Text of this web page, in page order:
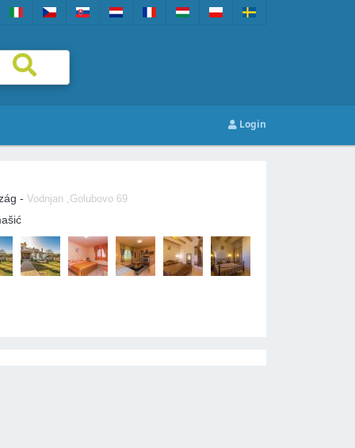
Login
- Vodnjan ,Golubovo 69